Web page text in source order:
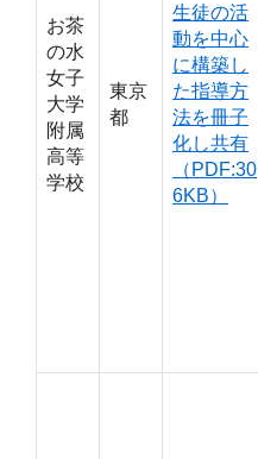
お茶
の水
女子
大学
附属
高等
学校
東京
都
生徒の活
動を中心
に構築し
た指導方
法を冊子
化し共有
（PDF:30
6KB）